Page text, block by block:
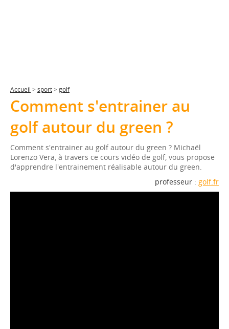
Accueil > sport> golf
Comment s'entrainer au
golf autour du green ?
Comment s'entrainer au golf autour du green ? Michaël
Lorenzo Vera, à travers ce cours vidéo de golf, vous propose
d'apprendre l'entrainement réalisable autour du green.
professeur : golf.fr